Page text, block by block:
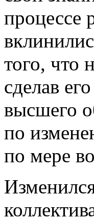
процессе
того, что
сделав
высшего
по
по мере